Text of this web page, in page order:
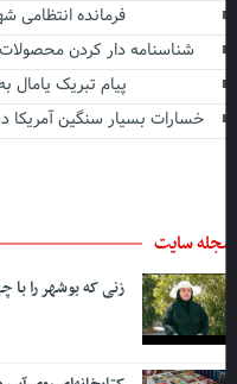
فرمانده
شناسنامه دار کردن
پیام تبریک یامال
خسارات بسیار سنگین آمریکا در
سایت
زنی که بوشهر را با